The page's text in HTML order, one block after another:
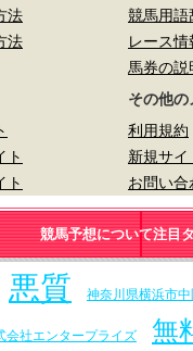
法
法
競馬用語
レース情
馬券の説
ト
ト
その他
利用規約
新規サ
お問い合
競馬予想について注目
悪質 神奈川県横浜市
会社エンタープライズ 無